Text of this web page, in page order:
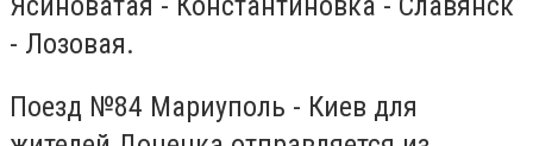
- Лозовая.
Поезд №84 Мариуполь - Киев для